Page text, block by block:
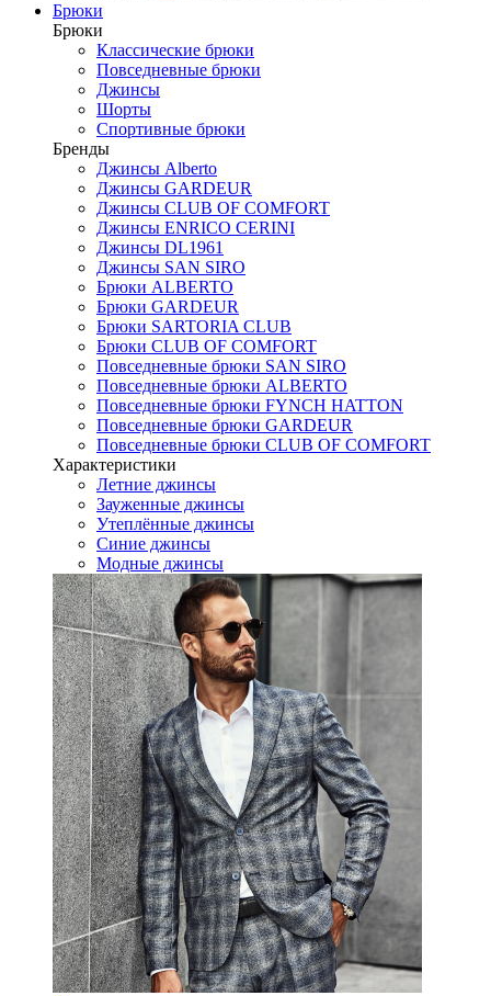
Брюки
Брюки
Классические брюки
Повседневные брюки
Джинсы
Шорты
Спортивные брюки
Бренды
Джинсы Alberto
Джинсы GARDEUR
Джинсы CLUB OF COMFORT
Джинсы ENRICO CERINI
Джинсы DL1961
Джинсы SAN SIRO
Брюки ALBERTO
Брюки GARDEUR
Брюки SARTORIA CLUB
Брюки CLUB OF COMFORT
Повседневные брюки SAN SIRO
Повседневные брюки ALBERTO
Повседневные брюки FYNCH HATTON
Повседневные брюки GARDEUR
Повседневные брюки CLUB OF COMFORT
Характеристики
Летние джинсы
Зауженные джинсы
Утеплённые джинсы
Синие джинсы
Модные джинсы